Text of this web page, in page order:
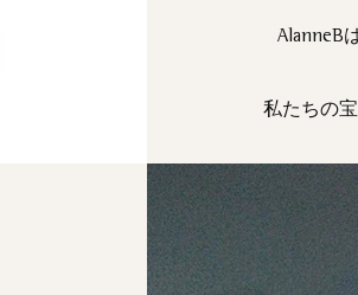
AlanneB
私たちの